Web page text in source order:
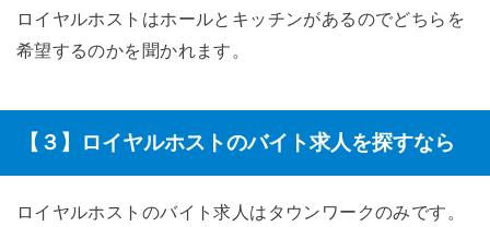
ロイヤルホストはホールとキッチンがあるのでどちらを
希望するのかを聞かれます。
【３】ロイヤルホストのバイト求人を探すなら
ロイヤルホストのバイト求人はタウンワークのみです。